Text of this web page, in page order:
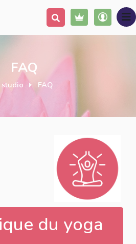
FAQ
studio FAQ
du yoga